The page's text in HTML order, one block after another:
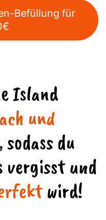
Befüllung für
Island
und
, sodass du
vergisst und
wird!